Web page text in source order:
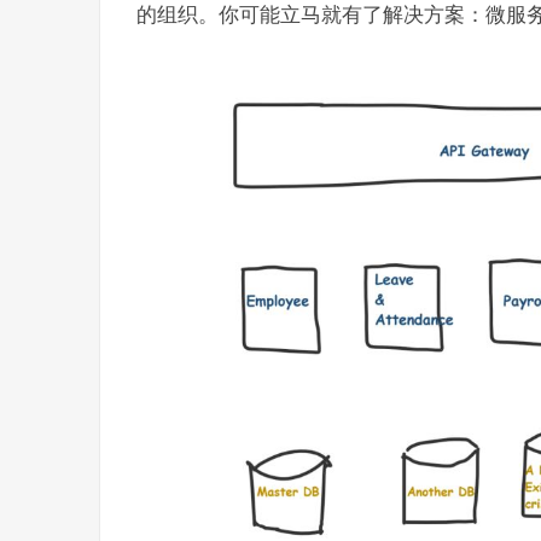
的组织。你可能立马就有了解决方案：微服